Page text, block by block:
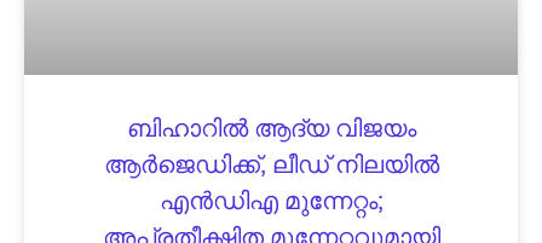
ബിഹാറില്‍ ആദ്യ വിജയം
ആര്‍ജെഡിക്ക്, ലീഡ് നിലയില്‍
എന്‍ഡിഎ മുന്നേറ്റം;